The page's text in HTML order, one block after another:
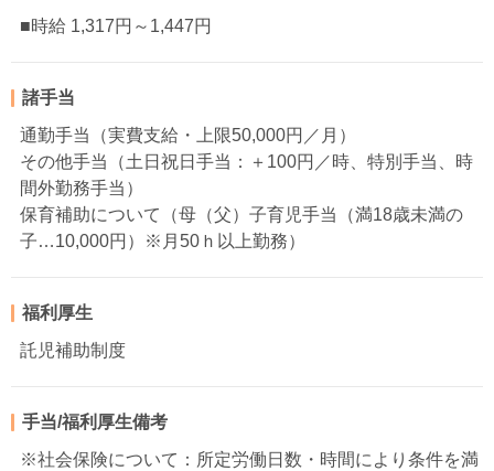
■時給 1,317円～1,447円
諸手当
通勤手当（実費支給・上限50,000円／月）
その他手当（土日祝日手当：＋100円／時、特別手当、時
間外勤務手当）
保育補助について（母（父）子育児手当（満18歳未満の
子…10,000円）※月50ｈ以上勤務）
福利厚生
託児補助制度
手当/福利厚生備考
※社会保険について：所定労働日数・時間により条件を満